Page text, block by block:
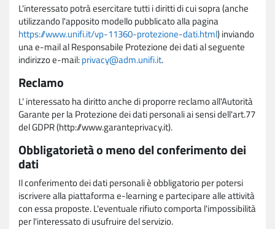
L'interessato potrà esercitare tutti i diritti di cui sopra (anche
utilizzando l'apposito modello pubblicato alla pagina
https://www.unifi.it/vp-11360-protezione-dati.html) inviando
una e-mail al Responsabile Protezione dei dati al seguente
indirizzo e-mail:privacy@adm.unifi.it.
Reclamo
L' interessato ha diritto anche di proporre reclamo all'Autorità
Garante per la Protezione dei dati personali ai sensi dell'art.77
del GDPR (http://www.garanteprivacy.it).
Obbligatorietà o meno del conferimento dei
dati
Il conferimento dei dati personali è obbligatorio per potersi
iscrivere alla piattaforma e-learning e partecipare alle attività
con essa proposte. L'eventuale rifiuto comporta l'impossibilità
per l'interessato di usufruire del servizio.